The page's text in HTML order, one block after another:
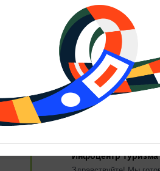
Инфоцентр туризма